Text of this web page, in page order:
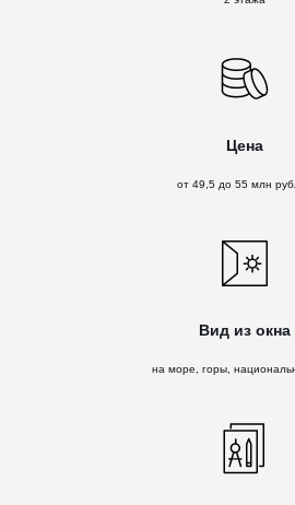
Цена
от 49,5 до 55 млн
Вид из окна
на море, горы,